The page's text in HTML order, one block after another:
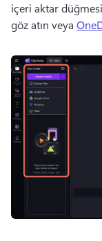
içeri aktar
göz atın veya